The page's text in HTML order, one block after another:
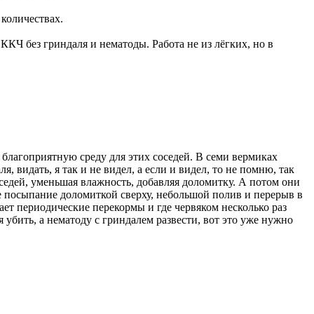
без гриндаля и нематоды. Работа не из лёгких, но в
среду для этих соседей. В семи вермиках
видать, я так и не видел, а если и видел, то не помню, так
уменьшая влажность, добавляя доломитку. А потом они
доломиткой сверху, небольшой полив и перерыв в
перекормы и где червяком несколько раз
а нематоду с гриндалем развести, вот это уже нужно